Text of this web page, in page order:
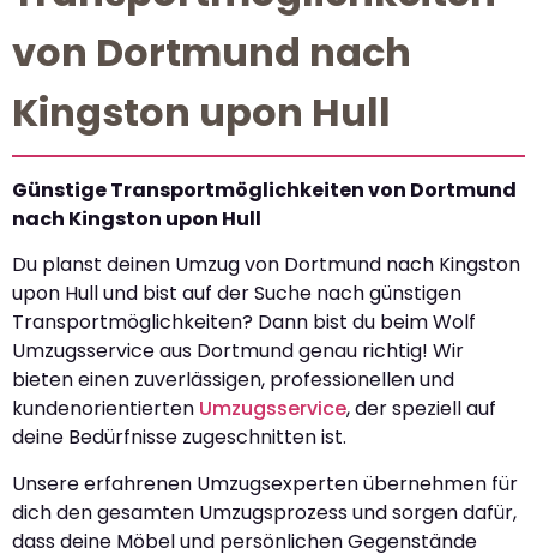
von Dortmund nach
Kingston upon Hull
Günstige Transportmöglichkeiten von Dortmund
nach Kingston upon Hull
Du planst deinen Umzug von Dortmund nach Kingston
upon Hull und bist auf der Suche nach günstigen
Transportmöglichkeiten? Dann bist du beim Wolf
Umzugsservice aus Dortmund genau richtig! Wir
bieten einen zuverlässigen, professionellen und
kundenorientierten Umzugsservice, der speziell auf
deine Bedürfnisse zugeschnitten ist.
Unsere erfahrenen Umzugsexperten übernehmen für
dich den gesamten Umzugsprozess und sorgen dafür,
dass deine Möbel und persönlichen Gegenstände